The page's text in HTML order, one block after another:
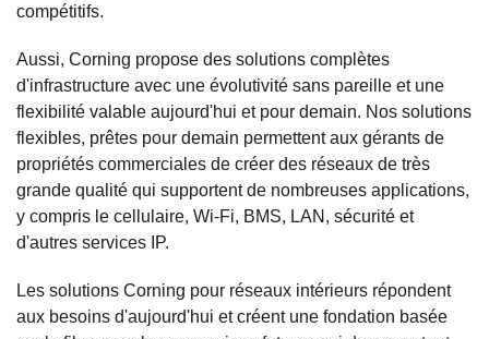
compétitifs.
Aussi, Corning propose des solutions complètes
d'infrastructure avec une évolutivité sans pareille et une
flexibilité valable aujourd'hui et pour demain. Nos solutions
flexibles, prêtes pour demain permettent aux gérants de
propriétés commerciales de créer des réseaux de très
grande qualité qui supportent de nombreuses applications,
y compris le cellulaire, Wi-Fi, BMS, LAN, sécurité et
d'autres services IP.
Les solutions Corning pour réseaux intérieurs répondent
aux besoins d'aujourd'hui et créent une fondation basée